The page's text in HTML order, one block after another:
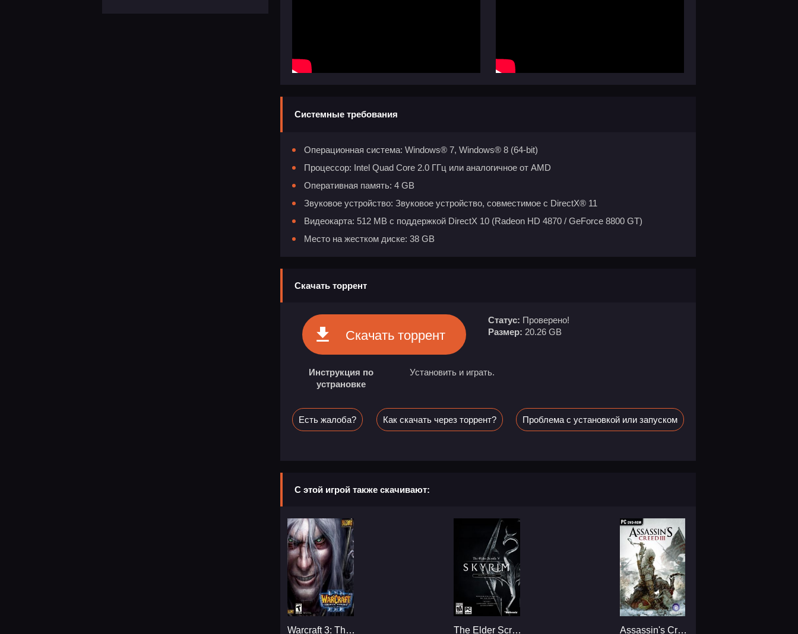
Системные требования
Операционная система: Windows® 7, Windows® 8 (64-bit)
Процессор: Intel Quad Core 2.0 ГГц или аналогичное от AMD
Оперативная память: 4 GB
Звуковое устройство: Звуковое устройство, совместимое с DirectX® 11
Видеокарта: 512 MB с поддержкой DirectX 10 (Radeon HD 4870 / GeForce 8800 GT)
Место на жестком диске: 38 GB
Скачать торрент
Скачать торрент
Статус: Проверено!
Размер: 20.26 GB
Инструкция по
устрановке
Установить и играть.
Есть жалоба? Как скачать через торрент? Проблема с установкой или запуском
С этой игрой также скачивают:
Warcraft 3: The Frozen Throne... The Elder Scrolls V: Skyrim - Special Edition... Assassin's Creed 3...